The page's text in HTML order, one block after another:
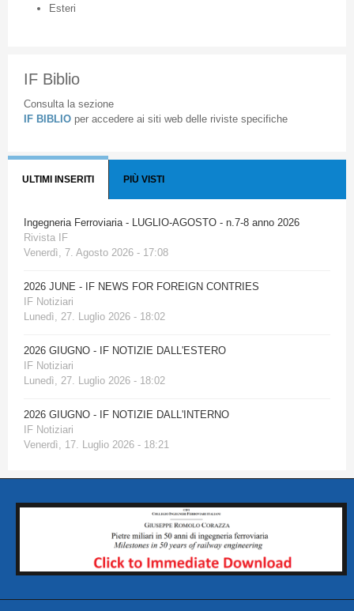
Esteri
IF Biblio
Consulta la sezione
IF BIBLIO per accedere ai siti web delle riviste specifiche
ULTIMI INSERITI PIÙ VISTI
Ingegneria Ferroviaria - LUGLIO-AGOSTO - n.7-8 anno 2026
Rivista IF
Venerdì, 7. Agosto 2026 - 17:08
2026 JUNE - IF NEWS FOR FOREIGN CONTRIES
IF Notiziari
Lunedì, 27. Luglio 2026 - 18:02
2026 GIUGNO - IF NOTIZIE DALL'ESTERO
IF Notiziari
Lunedì, 27. Luglio 2026 - 18:02
2026 GIUGNO - IF NOTIZIE DALL'INTERNO
IF Notiziari
Venerdì, 17. Luglio 2026 - 18:21